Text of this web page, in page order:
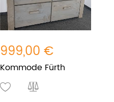
999,00 €
Kommode Fürth